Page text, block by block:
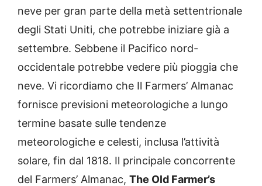
neve per gran parte della metà settentrionale
degli Stati Uniti, che potrebbe iniziare già a
settembre. Sebbene il Pacifico nord-
occidentale potrebbe vedere più pioggia che
neve. Vi ricordiamo che Il Farmers’ Almanac
fornisce previsioni meteorologiche a lungo
termine basate sulle tendenze
meteorologiche e celesti, inclusa l’attività
solare, fin dal 1818. Il principale concorrente
del Farmers’ Almanac, The Old Farmer’s